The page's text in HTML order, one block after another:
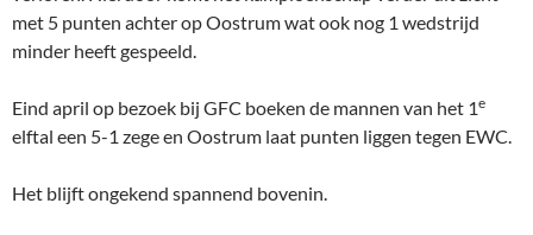
met 5 punten achter op Oostrum wat ook nog 1 wedstrijd
minder heeft gespeeld.
Eind april op bezoek bij GFC boeken de mannen van het 1e
elftal een 5-1 zege en Oostrum laat punten liggen tegen EWC.
Het blijft ongekend spannend bovenin.